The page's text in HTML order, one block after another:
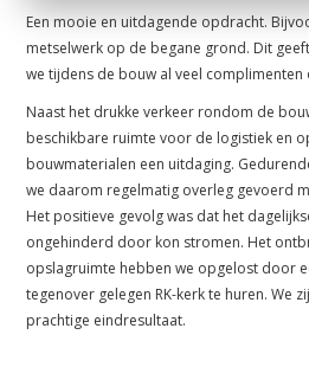
Een mooie en uitdagende opdracht.
metselwerk op de begane grond. Dit
we tijdens de bouw al veel complimenten
Naast het drukke verkeer rondom de
beschikbare ruimte voor de logistiek en
bouwmaterialen een uitdaging.
we daarom regelmatig overleg gevoerd
Het positieve gevolg was dat het
ongehinderd door kon stromen. Het
opslagruimte hebben we opgelost door
tegenover gelegen RK-kerk te huren. We
prachtige eindresultaat.